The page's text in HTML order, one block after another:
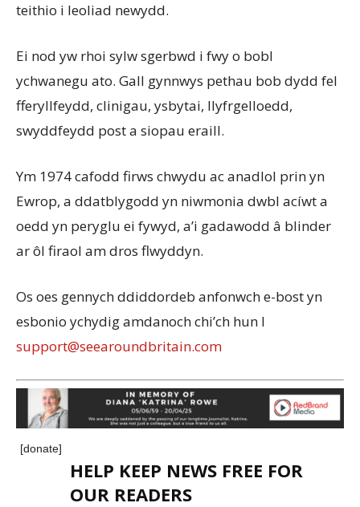
teithio i leoliad newydd.
Ei nod yw rhoi sylw sgerbwd i fwy o bobl
ychwanegu ato. Gall gynnwys pethau bob dydd fel
fferyllfeydd, clinigau, ysbytai, llyfrgelloedd,
swyddfeydd post a siopau eraill.
Ym 1974 cafodd firws chwydu ac anadlol prin yn
Ewrop, a ddatblygodd yn niwmonia dwbl acíwt a
oedd yn peryglu ei fywyd, a’i gadawodd â blinder
ar ôl firaol am dros flwyddyn.
Os oes gennych ddiddordeb anfonwch e-bost yn
esbonio ychydig amdanoch chi’ch hun I
support@seearoundbritain.com
[donate]
HELP KEEP NEWS FREE FOR
OUR READERS